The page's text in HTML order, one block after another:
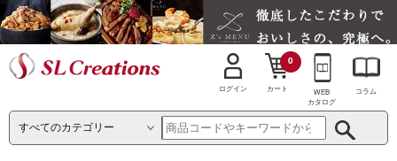
ログイン カート
0
WEB
カタログ
コラム